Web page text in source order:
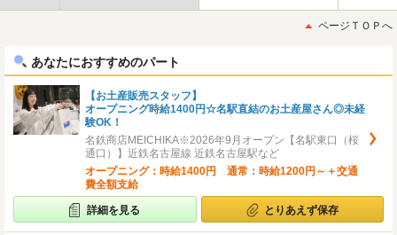
後
ページＴＯＰへ
あなたにおすすめのパート
【お土産販売スタッフ】
オープニング時給1400円☆名駅直結のお土産屋さん◎未経
験OK！
名鉄商店MEICHIKA※2026年9月オープン【名駅東口（桜
通口）】近鉄名古屋線 近鉄名古屋駅など
オープニング：時給1400円 通常：時給1200円～＋交通
費全額支給
詳細を見る とりあえず保存